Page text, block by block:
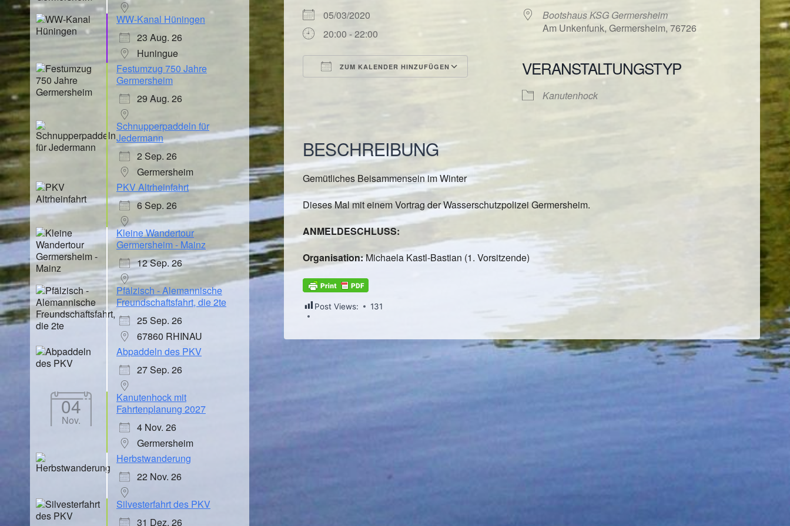
05/03/2020
20:00 - 22:00
ZUM KALENDER HINZUFÜGEN
Google Kalender
Bootshaus KSG Germersheim
Am Unkenfunk, Germersheim, 76726
VERANSTALTUNGSTYP
Kanutenhock
BESCHREIBUNG
Gemütliches Beisammensein im Winter
Dieses Mal mit einem Vortrag der Wasserschutzpolizei Germersheim.
ANMELDESCHLUSS:
Organisation:Michaela Kastl-Bastian (1. Vorsitzende)
Post Views: 131
WW-Kanal Hüningen
23 Aug. 26
Huningue
Festumzug 750 Jahre
Germersheim
29 Aug. 26
Schnupperpaddeln für
Jedermann
2 Sep. 26
Germersheim
PKV Altrheinfahrt
6 Sep. 26
Kleine Wandertour
Germersheim - Mainz
12 Sep. 26
Pfälzisch - Alemannische
Freundschaftsfahrt, die 2te
25 Sep. 26
67860 RHINAU
Abpaddeln des PKV
27 Sep. 26
04
Nov.
Kanutenhock mit
Fahrtenplanung 2027
4 Nov. 26
Germersheim
Herbstwanderung
22 Nov. 26
Silvesterfahrt des PKV
31 Dez. 26